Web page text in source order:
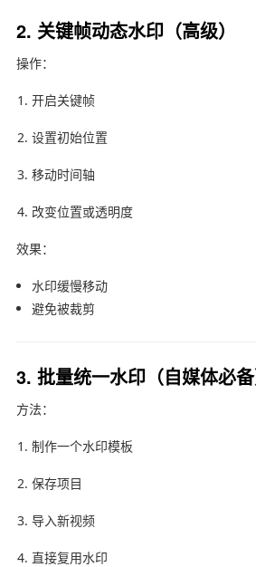
2. 关键帧动态水印（高级）
操作：
开启关键帧
设置初始位置
移动时间轴
改变位置或透明度
效果：
水印缓慢移动
避免被裁剪
3. 批量统一水印（自媒体必备
方法：
制作一个水印模板
保存项目
导入新视频
直接复用水印